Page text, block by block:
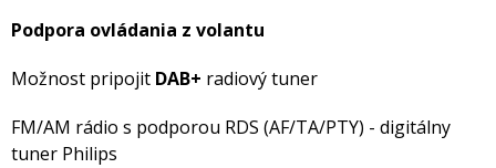
Podpora ovládania z volantu
Možnost pripojit DAB+ radiový tuner
FM/AM rádio s podporou RDS (AF/TA/PTY) - digitálny
tuner Philips